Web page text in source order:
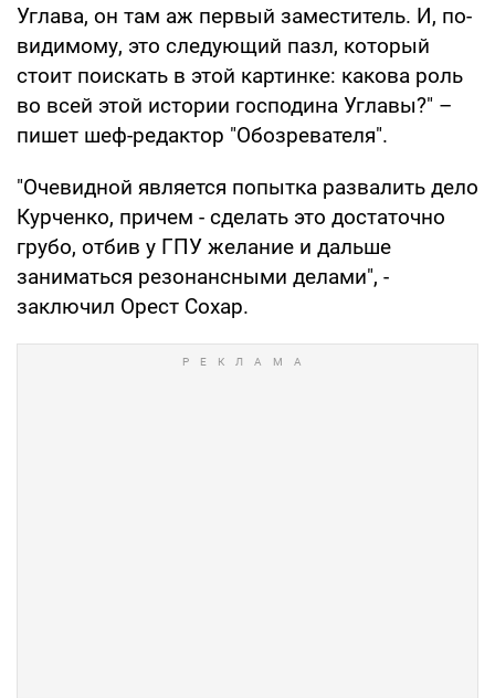
Углава, он там аж первый заместитель. И, по-
видимому, это следующий пазл, который
стоит поискать в этой картинке: какова роль
во всей этой истории господина Углавы?" –
пишет шеф-редактор "Обозревателя".
"Очевидной является попытка развалить дело
Курченко, причем - сделать это достаточно
грубо, отбив у ГПУ желание и дальше
заниматься резонансными делами", -
заключил Орест Сохар.